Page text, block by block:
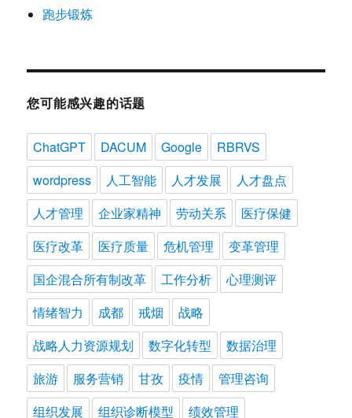
跑步锻炼
您可能感兴趣的话题
ChatGPT DACUM Google
RBRVS
wordpress
人工智能 人才发展
人才盘点
人才管理
企业家精神 劳动关系
医疗保健
医疗改革
医疗质量 危机管理
变革管理
国企混合所有制改革
工作分析
心理测评
情绪智力
成都 戒烟
战略
战略人力资源规划
数字化转型
数据治理
旅游
服务营销 甘孜 疫情
管理咨询
组织发展
组织诊断模型
绩效管理